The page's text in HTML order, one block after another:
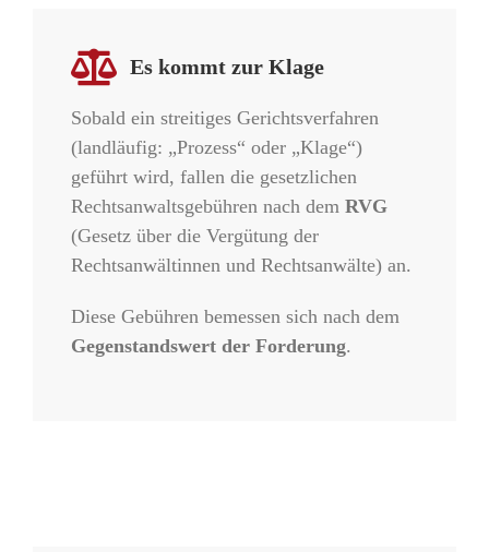
Es kommt zur Klage
Sobald ein streitiges Gerichtsverfahren
(landläufig: „Prozess“ oder „Klage“)
geführt wird, fallen die gesetzlichen
Rechtsanwaltsgebühren nach dem RVG
(Gesetz über die Vergütung der
Rechtsanwältinnen und Rechtsanwälte) an.
Diese Gebühren bemessen sich nach dem
Gegenstandswert der Forderung.